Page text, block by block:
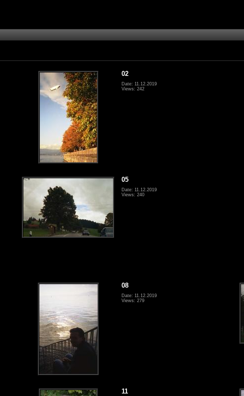
02
Date: 11.12.2019
Views: 242
05
Date: 11.12.2019
Views: 240
08
Date: 11.12.2019
Views: 279
11